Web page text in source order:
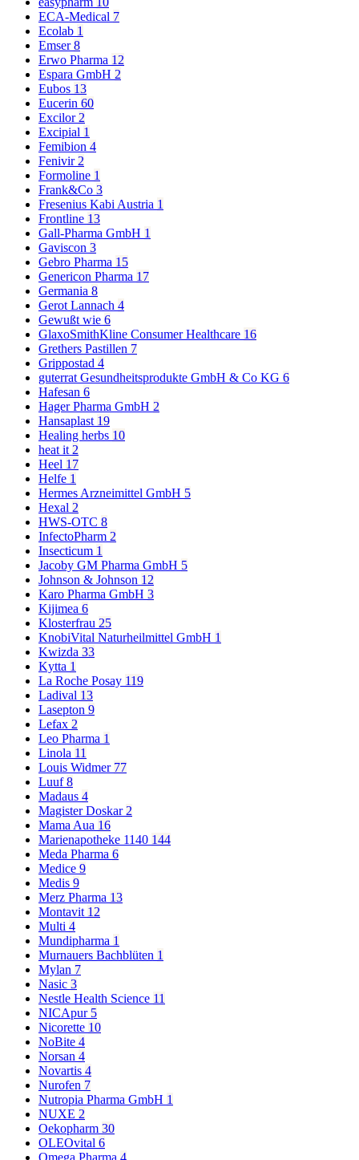
ECA-Medical 7
Ecolab 1
Emser8
Erwo Pharma 12
Espara GmbH 2
Eubos 13
Eucerin 60
Excilor 2
Excipial 1
Femibion 4
Fenivir 2
Formoline 1
Frank&Co 3
Fresenius Kabi Austria 1
Frontline 13
Gall-Pharma GmbH 1
Gaviscon 3
Gebro Pharma 15
Genericon Pharma 17
Germania 8
Gerot Lannach 4
Gewußt wie 6
GlaxoSmithKline Consumer Healthcare 16
Grethers Pastillen 7
Grippostad 4
guterrat Gesundheitsprodukte GmbH & Co KG 6
Hafesan 6
Hager Pharma GmbH 2
Hansaplast 19
Healing herbs 10
heat it 2
Heel 17
Helfe 1
Hermes Arzneimittel GmbH 5
Hexal 2
HWS-OTC 8
InfectoPharm 2
Insecticum 1
Jacoby GM Pharma GmbH 5
Johnson & Johnson 12
Karo Pharma GmbH 3
Kijimea 6
Klosterfrau 25
KnobiVital Naturheilmittel GmbH 1
Kwizda 33
Kytta 1
La Roche Posay 119
Ladival 13
Lasepton 9
Lefax 2
Leo Pharma 1
Linola 11
Louis Widmer 77
Luuf8
Madaus 4
Magister Doskar 2
Mama Aua 16
Marienapotheke 1140 144
Meda Pharma 6
Medice 9
Medis 9
Merz Pharma 13
Montavit 12
Multi 4
Mundipharma 1
Murnauers Bachblüten 1
Mylan 7
Nasic 3
Nestle Health Science 11
NICApur 5
Nicorette 10
NoBite 4
Norsan 4
Novartis 4
Nurofen 7
Nutropia Pharma GmbH 1
NUXE 2
Oekopharm 30
OLEOvital 6